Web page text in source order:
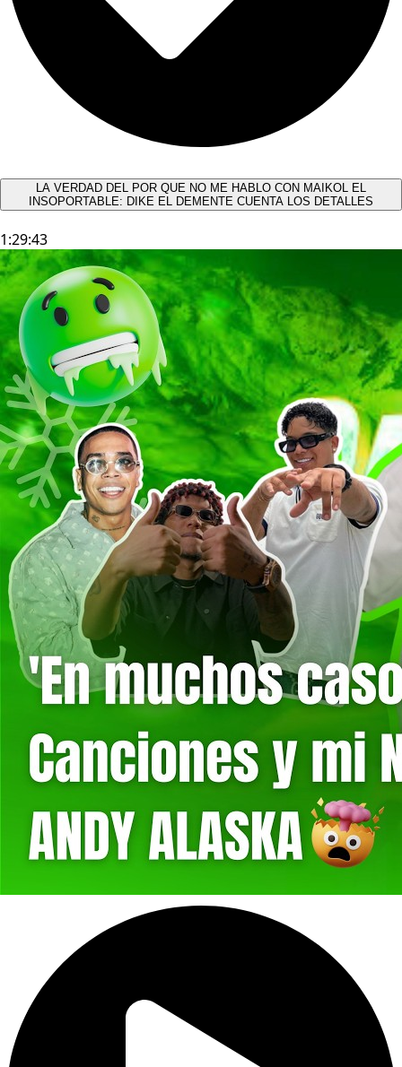
LA VERDAD DEL POR QUE NO ME HABLO CON MAIKOL EL
INSOPORTABLE: DIKE EL DEMENTE CUENTA LOS DETALLES
1:29:43